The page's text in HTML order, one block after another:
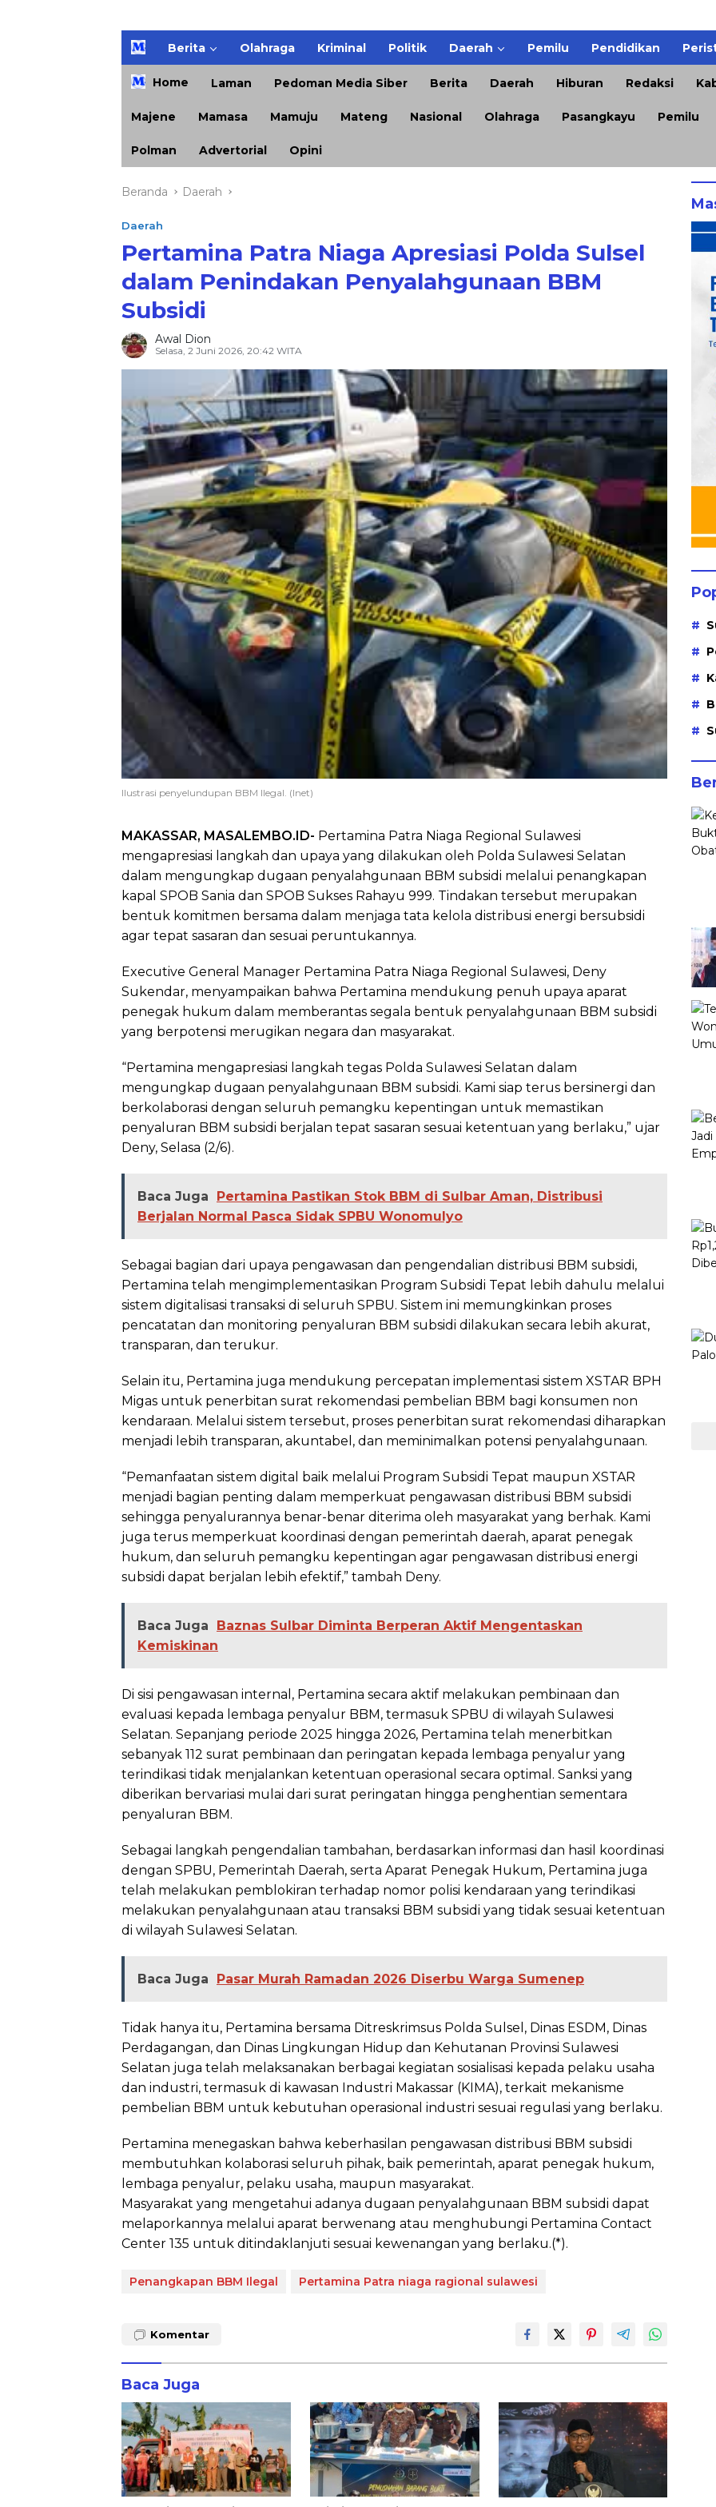
H
m
e
Berita Olahraga Kriminal Politik Daerah Pemilu Pendidikan
Home Laman Pedoman Media Siber Berita Daerah Hiburan Redaksi
Majene Mamasa Mamuju Mateng Nasional Olahraga Pasangkayu Pemilu
Polman Advertorial Opini
Beranda Daerah
Daerah
Pertamina Patra Niaga Apresiasi Polda Sulsel
dalam Penindakan Penyalahgunaan BBM
Subsidi
Awal Dion
Selasa, 2 Juni 2026, 20:42 WITA
Ilustrasi penyelundupan BBM Ilegal. (Inet)
MAKASSAR, MASALEMBO.ID- Pertamina Patra Niaga Regional Sulawesi
mengapresiasi langkah dan upaya yang dilakukan oleh Polda Sulawesi Selatan
dalam mengungkap dugaan penyalahgunaan BBM subsidi melalui penangkapan
kapal SPOB Sania dan SPOB Sukses Rahayu 999. Tindakan tersebut merupakan
bentuk komitmen bersama dalam menjaga tata kelola distribusi energi bersubsidi
agar tepat sasaran dan sesuai peruntukannya.
Executive General Manager Pertamina Patra Niaga Regional Sulawesi, Deny
Sukendar, menyampaikan bahwa Pertamina mendukung penuh upaya aparat
penegak hukum dalam memberantas segala bentuk penyalahgunaan BBM subsidi
yang berpotensi merugikan negara dan masyarakat.
“Pertamina mengapresiasi langkah tegas Polda Sulawesi Selatan dalam
mengungkap dugaan penyalahgunaan BBM subsidi. Kami siap terus bersinergi dan
berkolaborasi dengan seluruh pemangku kepentingan untuk memastikan
penyaluran BBM subsidi berjalan tepat sasaran sesuai ketentuan yang berlaku,” ujar
Deny, Selasa (2/6).
Baca Juga
Pertamina Pastikan Stok BBM di Sulbar Aman, Distribusi
Berjalan Normal Pasca Sidak SPBU Wonomulyo
Sebagai bagian dari upaya pengawasan dan pengendalian distribusi BBM subsidi,
Pertamina telah mengimplementasikan Program Subsidi Tepat lebih dahulu melalui
sistem digitalisasi transaksi di seluruh SPBU. Sistem ini memungkinkan proses
pencatatan dan monitoring penyaluran BBM subsidi dilakukan secara lebih akurat,
transparan, dan terukur.
Selain itu, Pertamina juga mendukung percepatan implementasi sistem XSTAR BPH
Migas untuk penerbitan surat rekomendasi pembelian BBM bagi konsumen non
kendaraan. Melalui sistem tersebut, proses penerbitan surat rekomendasi diharapkan
menjadi lebih transparan, akuntabel, dan meminimalkan potensi penyalahgunaan.
“Pemanfaatan sistem digital baik melalui Program Subsidi Tepat maupun XSTAR
menjadi bagian penting dalam memperkuat pengawasan distribusi BBM subsidi
sehingga penyalurannya benar-benar diterima oleh masyarakat yang berhak. Kami
juga terus memperkuat koordinasi dengan pemerintah daerah, aparat penegak
hukum, dan seluruh pemangku kepentingan agar pengawasan distribusi energi
subsidi dapat berjalan lebih efektif,” tambah Deny.
Baca Juga
Baznas Sulbar Diminta Berperan Aktif Mengentaskan
Kemiskinan
Di sisi pengawasan internal, Pertamina secara aktif melakukan pembinaan dan
evaluasi kepada lembaga penyalur BBM, termasuk SPBU di wilayah Sulawesi
Selatan. Sepanjang periode 2025 hingga 2026, Pertamina telah menerbitkan
sebanyak 112 surat pembinaan dan peringatan kepada lembaga penyalur yang
terindikasi tidak menjalankan ketentuan operasional secara optimal. Sanksi yang
diberikan bervariasi mulai dari surat peringatan hingga penghentian sementara
penyaluran BBM.
Sebagai langkah pengendalian tambahan, berdasarkan informasi dan hasil koordinasi
dengan SPBU, Pemerintah Daerah, serta Aparat Penegak Hukum, Pertamina juga
telah melakukan pemblokiran terhadap nomor polisi kendaraan yang terindikasi
melakukan penyalahgunaan atau transaksi BBM subsidi yang tidak sesuai ketentuan
di wilayah Sulawesi Selatan.
Baca Juga Pasar Murah Ramadan 2026 Diserbu Warga Sumenep
Tidak hanya itu, Pertamina bersama Ditreskrimsus Polda Sulsel, Dinas ESDM, Dinas
Perdagangan, dan Dinas Lingkungan Hidup dan Kehutanan Provinsi Sulawesi
Selatan juga telah melaksanakan berbagai kegiatan sosialisasi kepada pelaku usaha
dan industri, termasuk di kawasan Industri Makassar (KIMA), terkait mekanisme
pembelian BBM untuk kebutuhan operasional industri sesuai regulasi yang berlaku.
Pertamina menegaskan bahwa keberhasilan pengawasan distribusi BBM subsidi
membutuhkan kolaborasi seluruh pihak, baik pemerintah, aparat penegak hukum,
lembaga penyalur, pelaku usaha, maupun masyarakat.
Masyarakat yang mengetahui adanya dugaan penyalahgunaan BBM subsidi dapat
melaporkannya melalui aparat berwenang atau menghubungi Pertamina Contact
Center 135 untuk ditindaklanjuti sesuai kewenangan yang berlaku.(*).
Penangkapan BBM Ilegal Pertamina Patra niaga ragional sulawesi
Komentar
Baca Juga